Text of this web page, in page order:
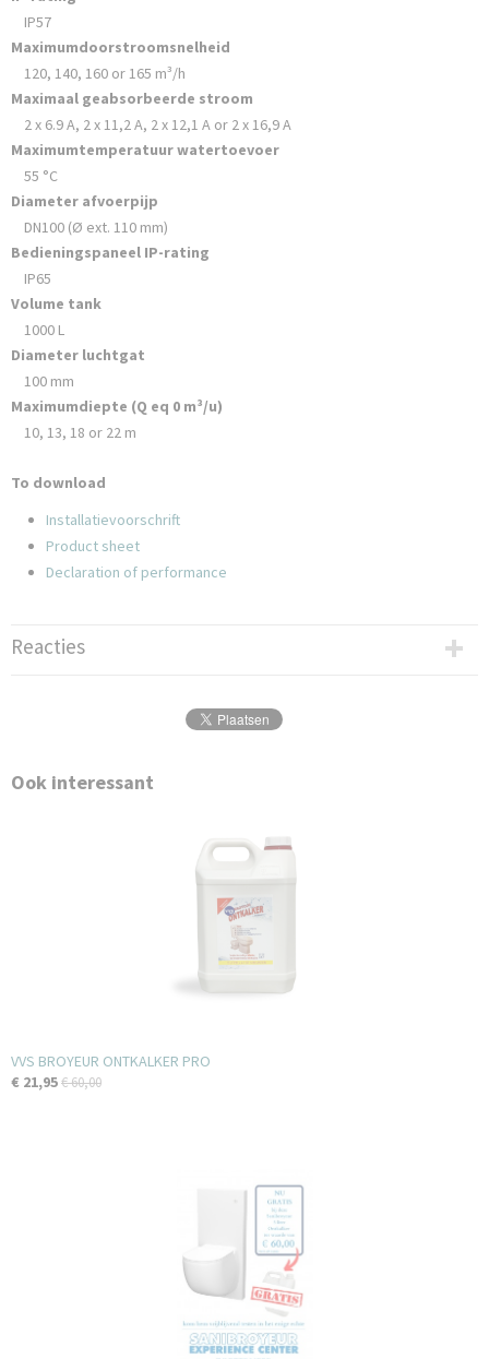
IP57
Maximumdoorstroomsnelheid
120, 140, 160 or 165 m³/h
Maximaal geabsorbeerde stroom
2 x 6.9 A, 2 x 11,2 A, 2 x 12,1 A or 2 x 16,9 A
Maximumtemperatuur watertoevoer
55 °C
Diameter afvoerpijp
DN100 (Ø ext. 110 mm)
Bedieningspaneel IP-rating
IP65
Volume tank
1000 L
Diameter luchtgat
100 mm
Maximumdiepte (Q eq 0 m³/u)
10, 13, 18 or 22 m
To download
Installatievoorschrift
Product sheet
Declaration of performance
Reacties
Ook interessant
VVS BROYEUR ONTKALKER PRO
€ 21,95€ 60,00